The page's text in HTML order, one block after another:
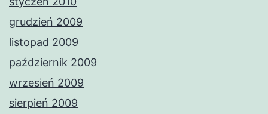
grudzień 2009
listopad 2009
październik 2009
wrzesień 2009
sierpień 2009